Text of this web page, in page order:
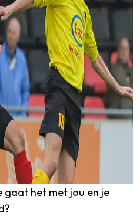
gaat het met jou en je